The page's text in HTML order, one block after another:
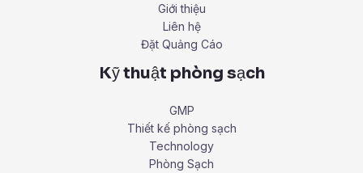
Giới thiệu
Liên hệ
Đặt Quảng Cáo
Kỹ thuật phòng sạch
GMP
Thiết kế phòng sạch
Technology
Phòng Sạch